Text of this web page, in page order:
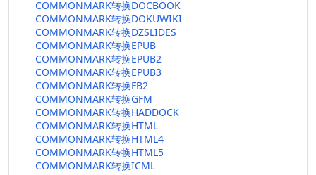
COMMONMARK转换DOCBOOK
COMMONMARK转换DOKUWIKI
COMMONMARK转换DZSLIDES
COMMONMARK转换EPUB
COMMONMARK转换EPUB2
COMMONMARK转换EPUB3
COMMONMARK转换FB2
COMMONMARK转换GFM
COMMONMARK转换HADDOCK
COMMONMARK转换HTML
COMMONMARK转换HTML4
COMMONMARK转换HTML5
COMMONMARK转换ICML